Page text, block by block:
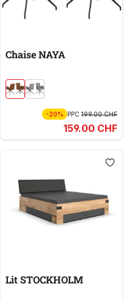
Chaise NAYA
-20% PPC199.00 CHF
159.00 CHF
Lit STOCKHOLM